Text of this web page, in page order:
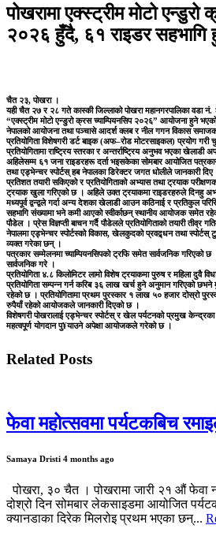
पोखरामा एक्स्ट्रीम मोटो एन्डुरो
२०२६ हुँदै, ६१ राइडर सहभागि
चैत २३, पोखरा ।
यही चैत २७ र २८ गते कास्की जिल्लाको पोखरा महानगरपालिका वडा नं.
“एक्स्ट्रीम मोटो एन्डुरो क्रस च्याम्पियनसिप २०२६” आयोजना हुने
नेपालको आयोजना तथा पञ्चासे आदर्श क्लब र नील गगन विकास
प्रतियोगिता विशेषगरी डर्ट बाइक (अफ–रोड मोटरसाइकल) प्रयोग गरी
प्रतियोगितामा राष्ट्रिय स्तरका र अन्तर्राष्ट्रिय अनुभव भएका खेलाडी
अहिलेसम्म ६१ जना राइडरहरू दर्ता भइसकेका सोमबार आयोजित
तथा एड्भेन्चर स्पोर्टस् हब नेपालका डिरेक्टर जगत धोलीले जानकारी
प्रतिशत तयारी सकिएको र प्रतियोगिताको अभ्यास तथा ट्रयाक
ट्रयाक खुला गरिएको छ । अहिले उक्त ट्रयाकमा राइडरहरुले दिनहु
मध्यपूर्व द्वन्द्वले गर्दा अन्य देशका खेलाडी आउन कठिनाई र प्रतिकुल
सहभागि संख्यामा भने कमी आएको स्वीर्काछन् स्थानीय आयोजक समेत
पौडेल । प्रेस विज्ञप्ती बाचन गर्दै पौडेलले प्रतियोगिताको तयारी तीव्र
नेपालमा एड्भेन्चर स्पोर्टस्को विकास, खेलकुदको प्रवद्र्धन तथा स्पोर्टस्
व्यक्त गरेका छन् ।
पत्रकार सम्मेलनमा च्याम्पियनसिपको ट्रफि समेत सार्वजनिक गरिएको
सार्वजनिक गरे ।
प्रतियोगिता ४.८ किलोमिटर लामो विशेष ट्रयाकमा पुरुष र महिला
प्रतियोगिता सम्पन्न गर्न करिब ३६ लाख खर्च हुने अनुमान गरिएको
रहेको छ । प्रतियोगितामा प्रथम पुरस्कार १ लाख ५० हजार दोस्रो
रुपैयाँ रहेको आयोजकले जानकारी दिएको छ ।
विशेषगरी पोखरालाई एड्भेन्चर स्पोर्टस् र खेल पर्यटनको प्रमुख केन्द्रका
महत्वपूर्ण योगदान पु¥याउने अपेक्षा आयोजकले गरेको छ ।
Related Posts
फेवा महोत्सवमा पर्यटकबिच
Samaya Dristi 4 months ago
पोखरा, ३० चैत । पोखरामा जारी २१ औं फेवा
दोश्रो दिन सोमबार लेकसाइडमा आयोजित
क्यानडाका दिरेक मिलरोइ प्रथम भएका छन्...